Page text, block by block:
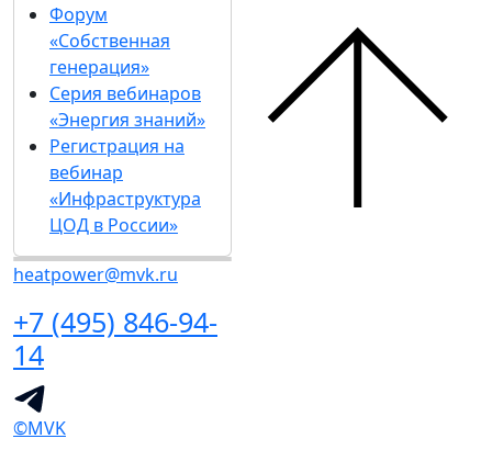
Форум
«Собственная
генерация»
Серия вебинаров
«Энергия знаний»
Регистрация на
вебинар
«Инфраструктура
ЦОД в России»
heatpower@mvk.ru
+7 (495) 846-94-
14
©MVK